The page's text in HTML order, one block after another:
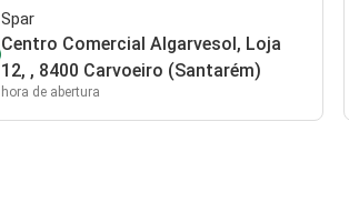
Spar
Centro Comercial Algarvesol, Loja
12, , 8400 Carvoeiro (Santarém)
hora de abertura